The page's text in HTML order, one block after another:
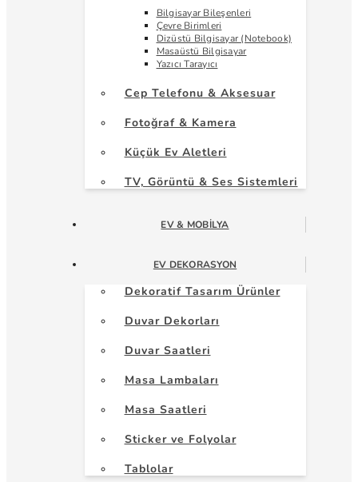
Bilgisayar Bileşenleri
Çevre Birimleri
Dizüstü Bilgisayar (Notebook)
Masaüstü Bilgisayar
Yazıcı Tarayıcı
Cep Telefonu & Aksesuar
Fotoğraf & Kamera
Küçük Ev Aletleri
TV, Görüntü & Ses Sistemleri
EV & MOBILYA
EV DEKORASYON
Dekoratif Tasarım Ürünler
Duvar Dekorları
Duvar Saatleri
Masa Lambaları
Masa Saatleri
Sticker ve Folyolar
Tablolar